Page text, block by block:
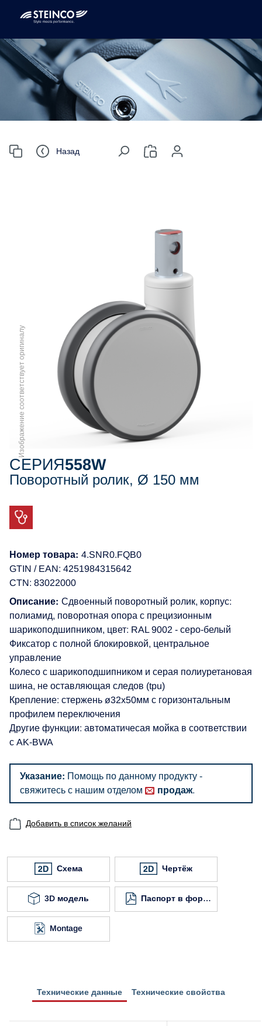
Назад
Изображение соответствует оригиналу
СЕРИЯ558W
Поворотный ролик, Ø 150 мм
Номер товара: 4.SNR0.FQB0
GTIN / EAN: 4251984315642
CTN: 83022000
Описание: Сдвоенный поворотный ролик, корпус:
полиамид, поворотная опора с прецизионным
шарикоподшипником, цвет: RAL 9002 - серо-белый
Фиксатор с полной блокировкой, центральное
управление
Колесо с шарикоподшипником и серая полиуретановая
шина, не оставляющая следов (tpu)
Крепление: стержень ø32x50мм с горизонтальным
профилем переключения
Другие функции: автоматичесая мойка в соответствии
с AK-BWA
Указание: Помощь по данному продукту -
свяжитесь с нашим отделом
продаж.
Добавить в список желаний
Схема Чертёж
3D модель Паспорт в формате
Montage
Технические данные Технические свойства